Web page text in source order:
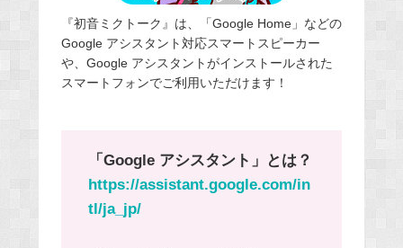
『初音ミクトーク』は、「Google Home」などの
Google アシスタント対応スマートスピーカー
や、Google アシスタントがインストールされた
スマートフォンでご利用いただけます！
「Google アシスタント」とは？
https://assistant.google.com/in
tl/ja_jp/